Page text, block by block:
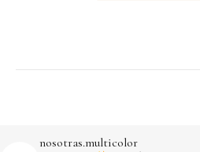
nosotras.multicolor